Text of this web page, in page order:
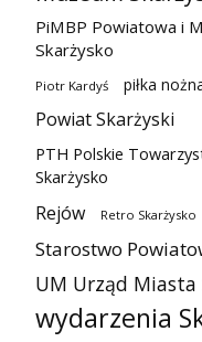
PiMBP Powiatowa i
Skarżysko
Piotr Kardyś piłka
Powiat Skarżyski
PTH Polskie
Skarżysko
Rejów Retro Skarżysko
Starostwo
UM Urząd Miasta
wydarzenia